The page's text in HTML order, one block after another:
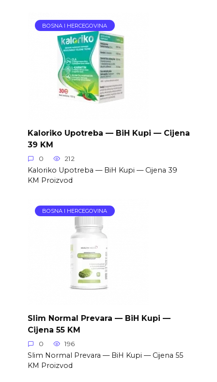
BOSNA I HERCEGOVINA
Kaloriko Upotreba — BiH Kupi — Cijena
39 KM
0 212
Kaloriko Upotreba — BiH Kupi — Cijena 39
KM Proizvod
BOSNA I HERCEGOVINA
Slim Normal Prevara — BiH Kupi —
Cijena 55 KM
0 196
Slim Normal Prevara — BiH Kupi — Cijena 55
KM Proizvod